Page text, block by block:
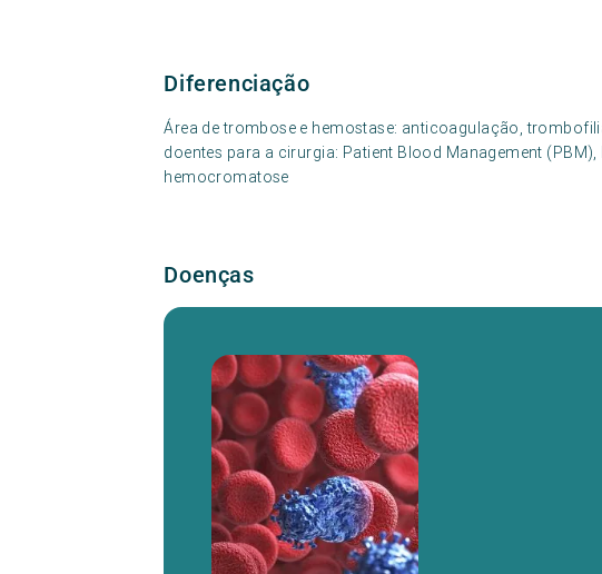
Diferenciação
Área de trombose e hemostase: anticoagulação,
doentes para a cirurgia: Patient Blood Management
hemocromatose
Doenças